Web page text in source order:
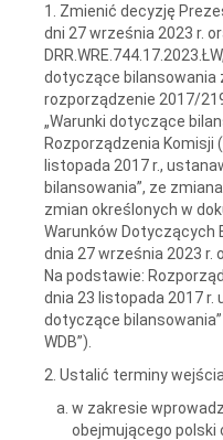
1. Zmienić decyzję
dni 27 września 2023 r.
dotyczące bilansowania
rozporządzenie 2017/
„Warunki dotyczące
Rozporządzenia Komisji
listopada 2017 r.,
bilansowania”, ze
zmian określonych w
Warunków Dotyczących
dnia 27 września 2023 r.
Na podstawie:
dnia 23 listopada 2017
dotyczące
WDB”).
2. Ustalić terminy
w zakresie
obejmującego polski